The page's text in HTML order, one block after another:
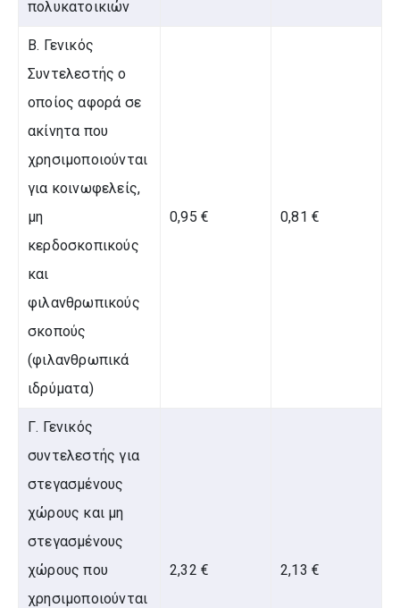
πολυκατοικιών
Β. Γενικός
Συντελεστής ο
οποίος αφορά σε
ακίνητα που
χρησιμοποιούνται
για κοινωφελείς,
μη
κερδοσκοπικούς
και
φιλανθρωπικούς
σκοπούς
(φιλανθρωπικά
ιδρύματα)
0,95 € 0,81 €
Γ. Γενικός
συντελεστής για
στεγασμένους
χώρους και μη
στεγασμένους
χώρους που
χρησιμοποιούνται
2,32 € 2,13 €